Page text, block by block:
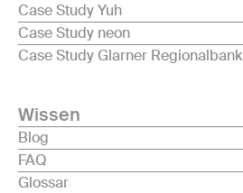
Case Study Yuh
Case Study neon
Case Study Glarner Regionalbank
Wissen
Blog
FAQ
Glossar